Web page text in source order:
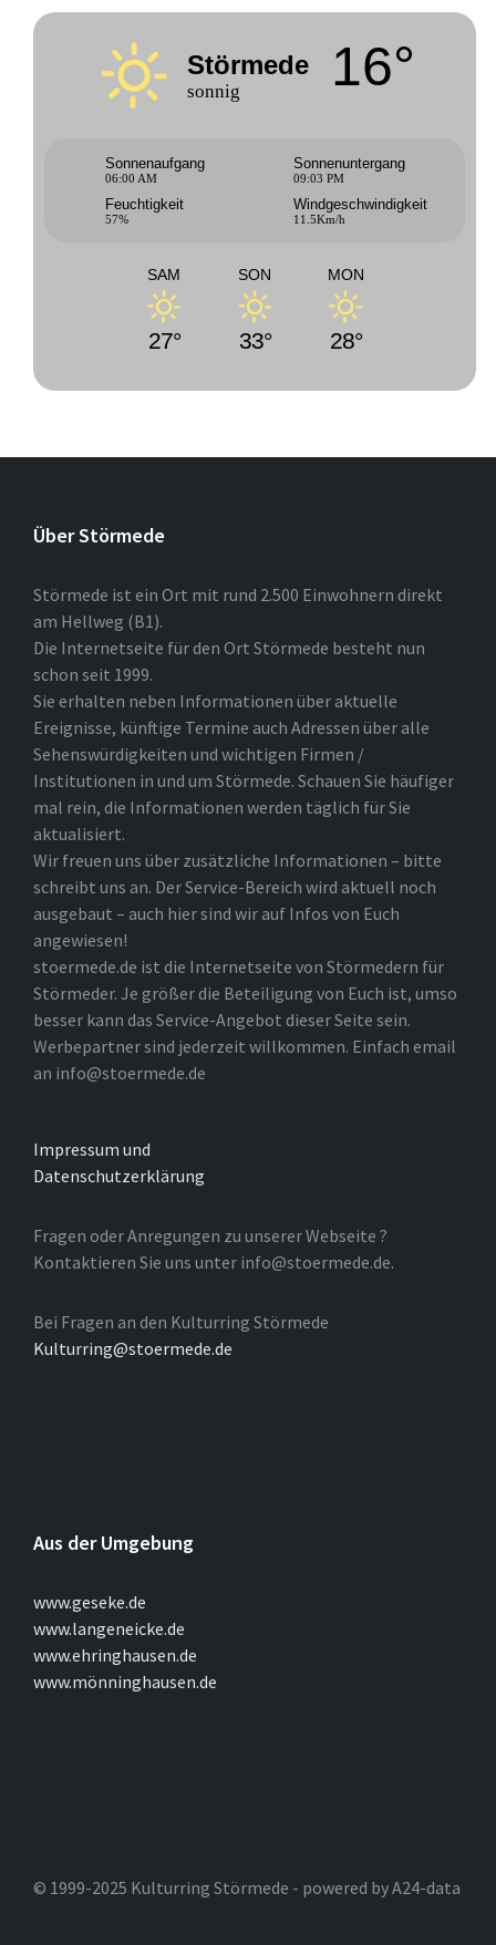
Störmede
sonnig 16°
Sonnenaufgang
06:00 AM
Sonnenuntergang
09:03 PM
Feuchtigkeit
57%
Windgeschwindigkeit
11.5Km/h
SAM
27°
SON
33°
MON
28°
Über Störmede
Störmede ist ein Ort mit rund 2.500 Einwohnern direkt
am Hellweg (B1).
Die Internetseite für den Ort Störmede besteht nun
schon seit 1999.
Sie erhalten neben Informationen über aktuelle
Ereignisse, künftige Termine auch Adressen über alle
Sehenswürdigkeiten und wichtigen Firmen /
Institutionen in und um Störmede. Schauen Sie häufiger
mal rein, die Informationen werden täglich für Sie
aktualisiert.
Wir freuen uns über zusätzliche Informationen – bitte
schreibt uns an. Der Service-Bereich wird aktuell noch
ausgebaut – auch hier sind wir auf Infos von Euch
angewiesen!
stoermede.de ist die Internetseite von Störmedern für
Störmeder. Je größer die Beteiligung von Euch ist, umso
besser kann das Service-Angebot dieser Seite sein.
Werbepartner sind jederzeit willkommen. Einfach email
an info@stoermede.de
Impressum und
Datenschutzerklärung
Fragen oder Anregungen zu unserer Webseite ?
Kontaktieren Sie uns unter info@stoermede.de.
Bei Fragen an den Kulturring Störmede
Kulturring@stoermede.de
Aus der Umgebung
www.geseke.de
www.langeneicke.de
www.ehringhausen.de
www.mönninghausen.de
© 1999-2025 Kulturring Störmede - powered by A24-data